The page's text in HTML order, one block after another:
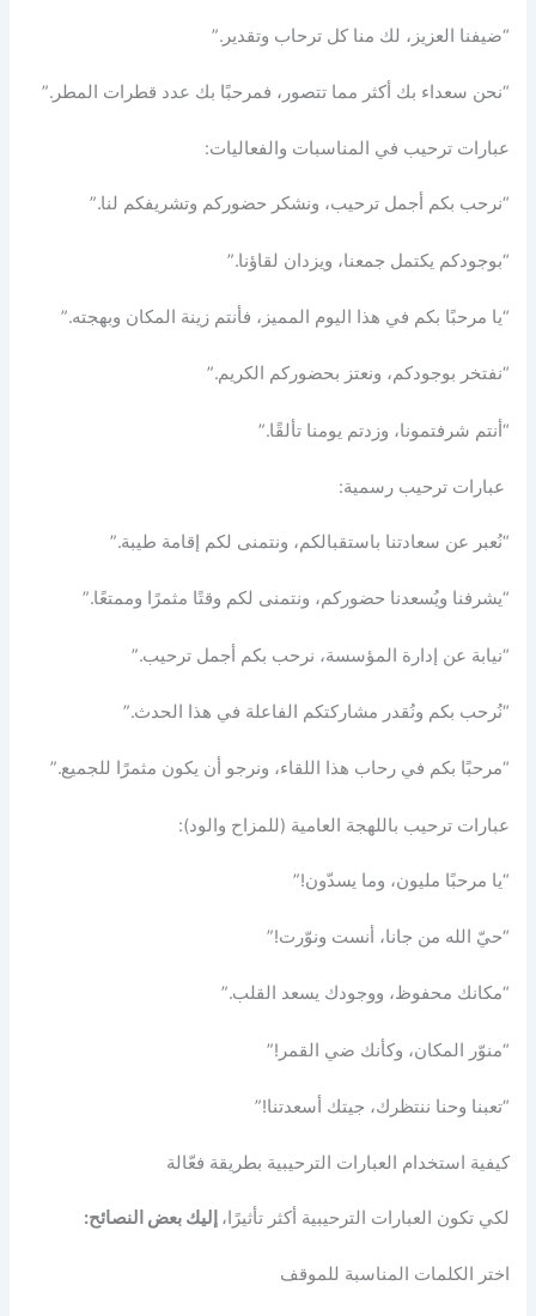
“ضيفنا العزيز، لك منا كل ترحاب وتقدير.”
“نحن سعداء بك أكثر مما تتصور، فمرحبًا بك عدد قطرات المطر.”
عبارات ترحيب في المناسبات والفعاليات:
“نرحب بكم أجمل ترحيب، ونشكر حضوركم وتشريفكم لنا.”
“بوجودكم يكتمل جمعنا، ويزدان لقاؤنا.”
“يا مرحبًا بكم في هذا اليوم المميز، فأنتم زينة المكان وبهجته.”
“نفتخر بوجودكم، ونعتز بحضوركم الكريم.”
“أنتم شرفتمونا، وزدتم يومنا تألقًا.”
عبارات ترحيب رسمية:
“نُعبر عن سعادتنا باستقبالكم، ونتمنى لكم إقامة طيبة.”
“يشرفنا ويُسعدنا حضوركم، ونتمنى لكم وقتًا مثمرًا وممتعًا.”
“نيابة عن إدارة المؤسسة، نرحب بكم أجمل ترحيب.”
“نُرحب بكم ونُقدر مشاركتكم الفاعلة في هذا الحدث.”
“مرحبًا بكم في رحاب هذا اللقاء، ونرجو أن يكون مثمرًا للجميع.”
عبارات ترحيب باللهجة العامية (للمزاح والود):
“يا مرحبًا مليون، وما يسدّون!”
“حيّ الله من جانا، أنست ونوّرت!”
“مكانك محفوظ، ووجودك يسعد القلب.”
“منوّر المكان، وكأنك ضي القمر!”
“تعبنا وحنا ننتظرك، جيتك أسعدتنا!”
كيفية استخدام العبارات الترحيبية بطريقة فعّالة
لكي تكون العبارات الترحيبية أكثر تأثيرًا، إليك بعض النصائح:
اختر الكلمات المناسبة للموقف